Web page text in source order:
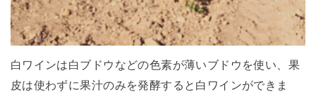
白ワインは白ブドウなどの色素が薄いブドウを使い、果
皮は使わずに果汁のみを発酵すると白ワインができま